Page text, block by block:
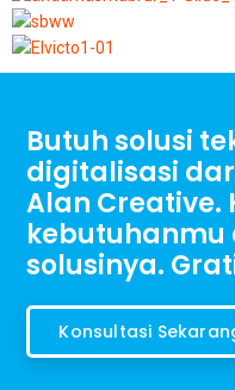
Butuh solusi
digitalisasi
Alan Creative.
solusinya.
Konsultasi